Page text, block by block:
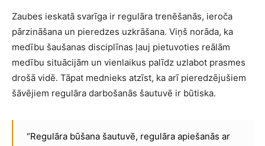
Zaubes ieskatā svarīga ir regulāra trenēšanās, ieroča
pārzināšana un pieredzes uzkrāšana. Viņš norāda, ka
medību šaušanas disciplīnas ļauj pietuvoties reālām
medību situācijām un vienlaikus palīdz uzlabot prasmes
drošā vidē. Tāpat mednieks atzīst, ka arī pieredzējušiem
šāvējiem regulāra darbošanās šautuvē ir būtiska.
“Regulāra būšana šautuvē, regulāra apiešanās ar